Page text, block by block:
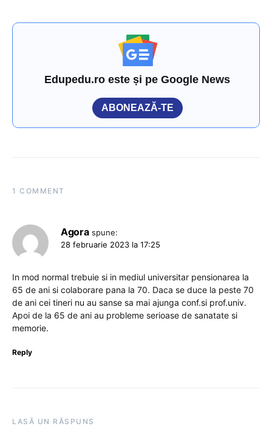
Edupedu.ro este și pe Google News
ABONEAZĂ-TE
1 COMMENT
Agora spune:
28 februarie 2023 la 17:25
In mod normal trebuie si in mediul universitar pensionarea la
65 de ani si colaborare pana la 70. Daca se duce la peste 70
de ani cei tineri nu au sanse sa mai ajunga conf.si prof.univ.
Apoi de la 65 de ani au probleme serioase de sanatate si
memorie.
Reply
LASĂ UN RĂSPUNS